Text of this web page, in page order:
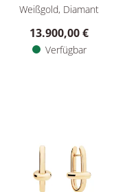
Weißgold, Diamant
13.900,00 €
Verfügbar